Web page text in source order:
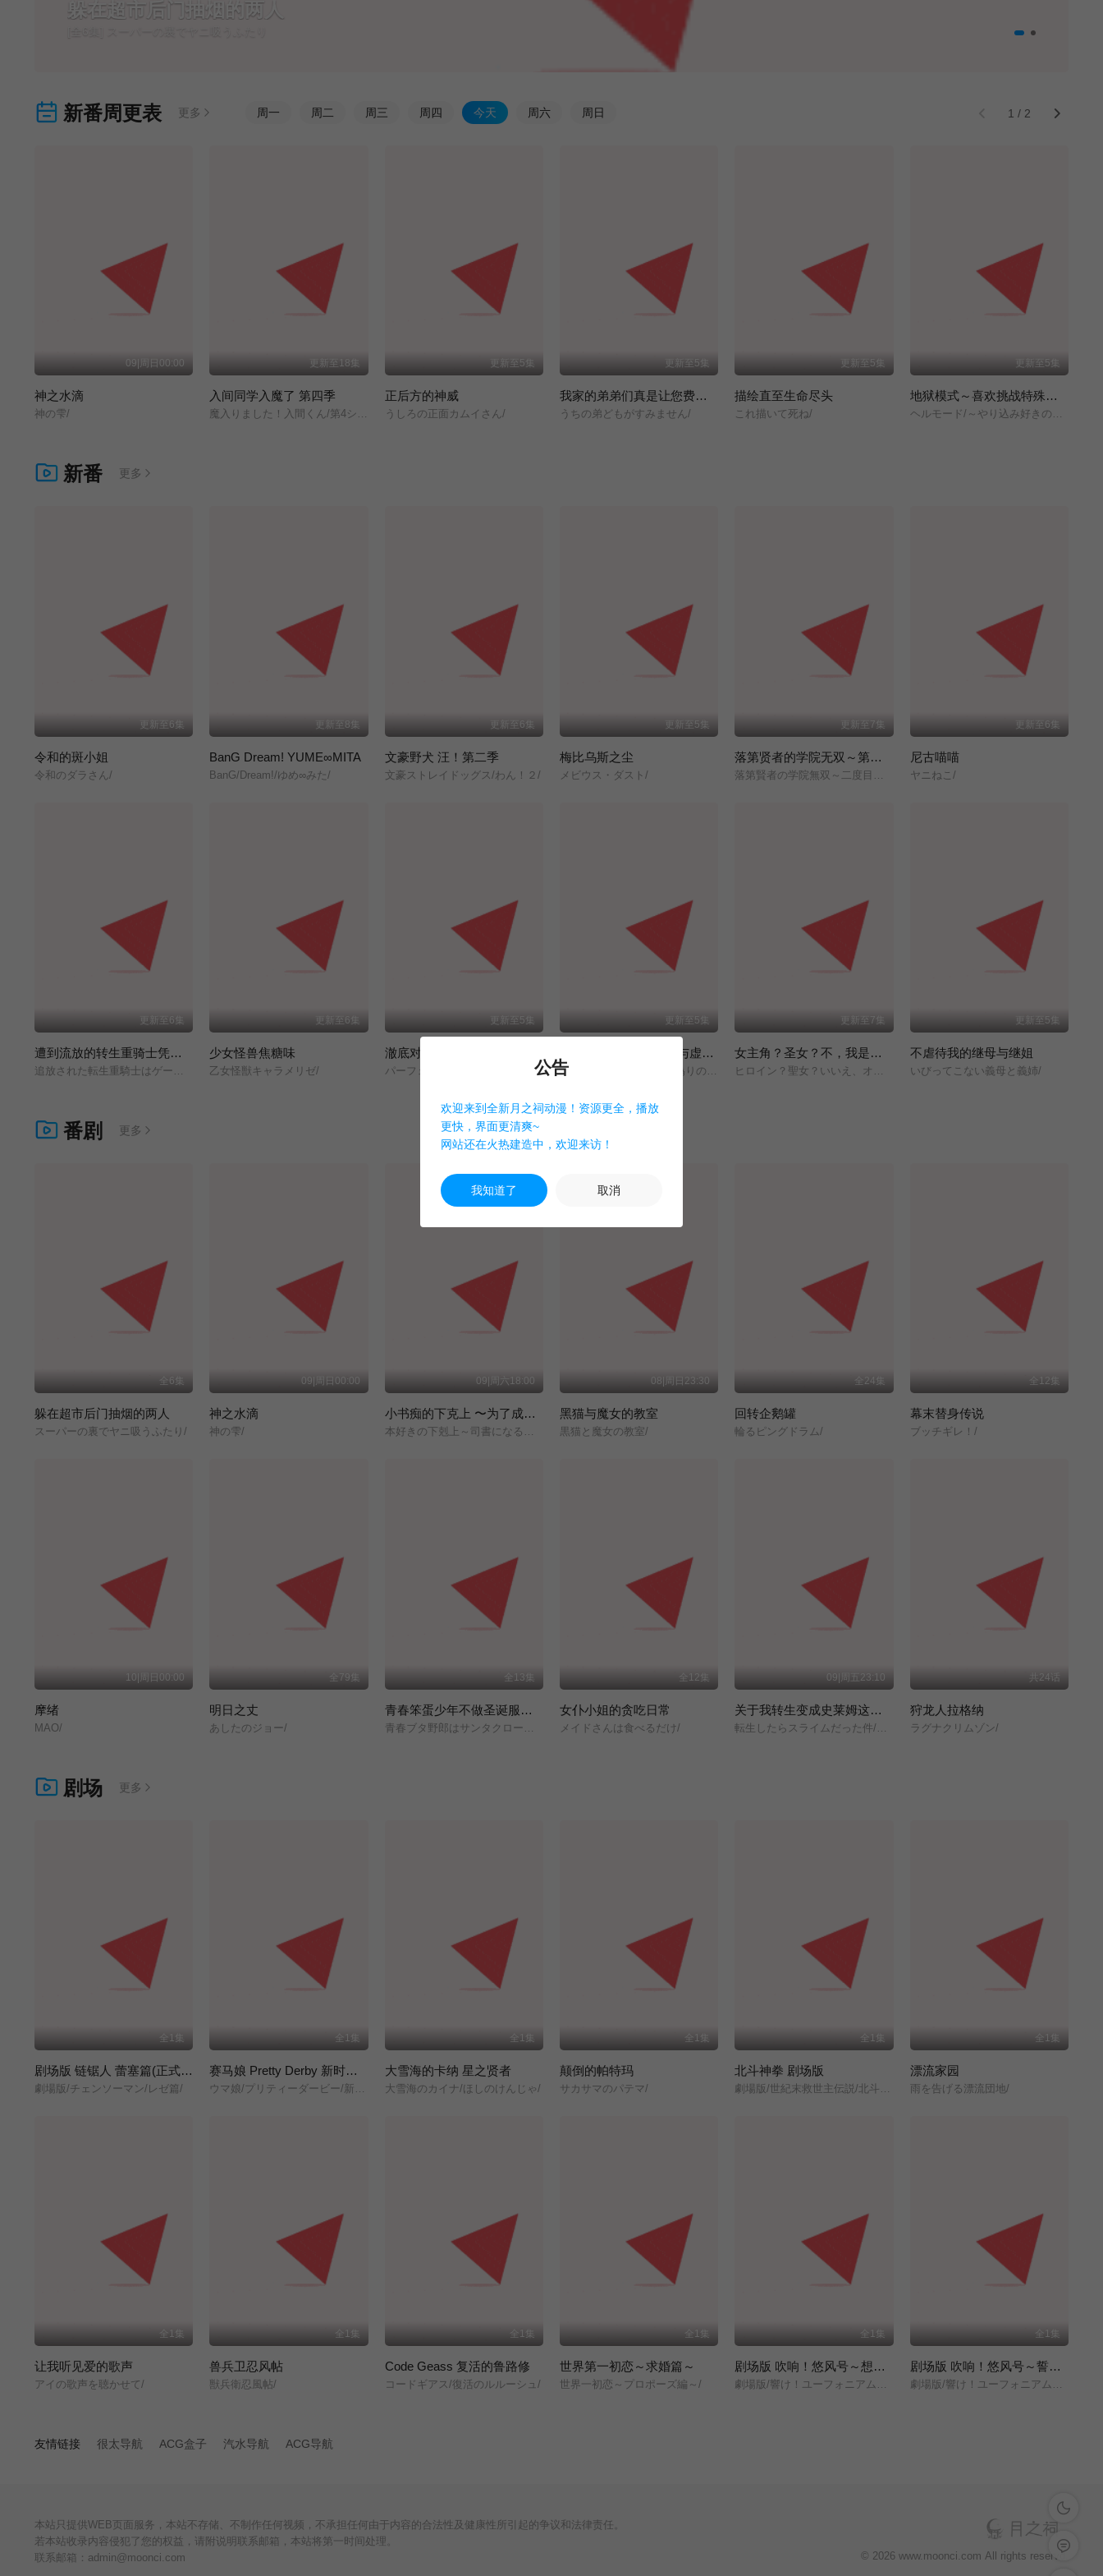
躲在超市后门抽烟的两人
新番周更表 更多 周一 周 二 周三 周 四 今天 周六 周 日
09|周日00:00
神之水滴
神の雫/
更新至18集
入间同学入魔了 第四季
魔入りました！入間くん/第4シリーズ/
更新至5集
正后方的神威
うしろの正面カムイさん/
更新至5集
我家的弟弟们真是让您费心了
うちの弟どもがすみません/
更新至5集
描绘直至生命尽头
これ描いて死ね/
更新至5集
地狱模式～喜欢挑战特殊成就的玩家在废设定的异世界成为无双～第二季
ヘルモード/～やり込み好きのゲーマーは廃設定の異世界で無双する～/2nd/Season/
1 / 2
新番 更多
更新至6集
令和的斑小姐
令和のダラさん/
更新至8集
BanG Dream! YUME∞MITA
BanG/Dream!/ゆめ∞みた/
更新至6集
文豪野犬 汪！第二季
文豪ストレイドッグス/わん！２/
更新至5集
梅比乌斯之尘
メビウス・ダスト/
更新至7集
落第贤者的学院无双～第二次转生的S级开外挂魔术师冒险录～
更新至6集
尼古喵喵
ヤニねこ/
更新至6集
遭到流放的转生重骑士凭借游戏知识大开无双
更新至6集
少女怪兽焦糖味
乙女怪獣キャラメリゼ/
更新至5集
澈底对你成瘾
パーフェクトアディクション/
更新至5集
Clevatess II-魔兽之王与虚假的勇者传承-
更新至7集
女主角？圣女？不，我是杂役女仆（自豪）！
更新至5集
不虐待我的继母与继姐
いびってこない義母と義姉/
番剧 更多
全6集
躲在超市后门抽烟的两人
スーパーの裏でヤニ吸うふたり/
09|周日00:00
神之水滴
神の雫/
09|周六18:00
小书痴的下克上 〜为了成为图书管理员而不择手段〜 领主的养女
本好きの下剋上～司書になるためには手段を選んでいられません～/領主の養女/
08|周日23:30
黑猫与魔女的教室
黒猫と魔女の教室/
全24集
回转企鹅罐
輪るピングドラム/
全12集
幕末替身传说
ブッチギレ！/
10|周日00:00
摩绪
MAO/
全79集
明日之丈
あしたのジョー/
全13集
青春笨蛋少年不做圣诞服女郎的梦
全12集
女仆小姐的贪吃日常
メイドさんは食べるだけ/
09|周五23:10
关于我转生变成史莱姆这档事 第四季
共24话
狩龙人拉格纳
ラグナクリムゾン/
剧场 更多
全1集
剧场版 链锯人 蕾塞篇(正式版)
劇場版/チェンソーマン/レゼ篇/
全1集
赛马娘 Pretty Derby 新时代之门
全1集
大雪海的卡纳 星之贤者
大雪海のカイナ/ほしのけんじゃ/
全1集
颠倒的帕特玛
サカサマのパテマ/
全1集
北斗神拳 剧场版
全1集
漂流家园
雨を告げる漂流団地/
全1集
让我听见爱的歌声
アイの歌声を聴かせて/
全1集
兽兵卫忍风帖
獣兵衛忍風帖/
全1集
Code Geass 复活的鲁路修
コードギアス/復活のルルーシュ/
全1集
世界第一初恋～求婚篇～
世界一初恋～プロポーズ編～/
全1集
剧场版 吹响！悠风号～想要传达的旋律～
劇場版/響け！ユーフォニアム～届けたいメロディ～/
全1集
剧场版 吹响！悠风号～誓言的终章～
劇場版/響け！ユーフォニアム～誓いのフィナーレ～/
友情链接 很太导航 ACG盒子 汽水导航 ACG导航
深色模式
留言反馈
本站只提供WEB页面服务，本站不存储、不制作任何视频，不承担任何由于内容的合法性及健康性所引起的争议和法律责任。
若本站收录内容侵犯了您的权益，请附说明联系邮箱，本站将第一时间处理。
联系邮箱：admin@moonci.com
© 2026 www.moonci.com All rights reservd.
公告
欢迎来到全新月之祠动漫！资源更全，播放
更快，界面更清爽~
网站还在火热建造中，欢迎来访！
我知道了 取消